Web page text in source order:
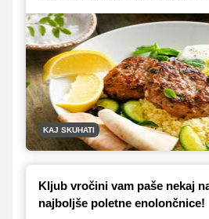
KAJ SKUHATI
Kljub vročini vam paše nekaj
najboljše poletne enolončnice!